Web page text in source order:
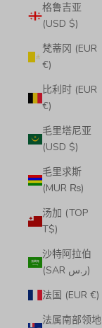
格鲁吉亚
(USD $)
梵蒂冈 (EUR
€)
比利时 (EUR
€)
毛里塔尼亚
(USD $)
毛里求斯
(MUR ₨)
汤加 (TOP
T$)
沙特阿拉伯
(SAR ر.س)
法国 (EUR €)
法属南部领地